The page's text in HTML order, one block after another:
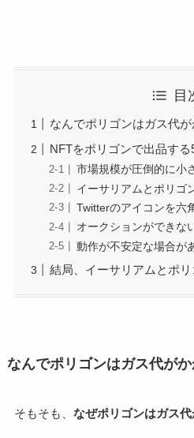
目
なんでポリゴンはガス代が
NFTをポリゴンで出品する
市場規模が圧倒的に小
イーサリアムとポリゴ
Twitterのアイコンを六
オークションができな
動作が不安定な場合が
結局、イーサリアムとポ
なんでポリゴンはガス代がか
そもそも、 なぜポリゴンはガス